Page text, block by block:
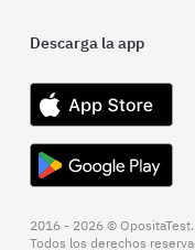
Descarga la app
2016 - 2026 © OpositaTest.
Todos los derechos